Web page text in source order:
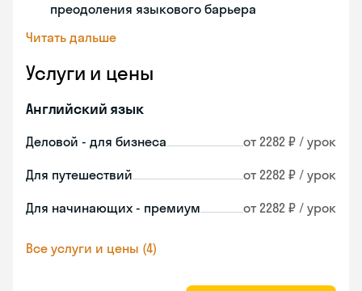
преодоления языкового барьера
Читать дальше
Услуги и цены
Английский язык
Деловой - для бизнеса от 2282 ₽ / урок
Для путешествий от 2282 ₽ / урок
Для начинающих - премиум от 2282 ₽ / урок
Все услуги и цены (4)